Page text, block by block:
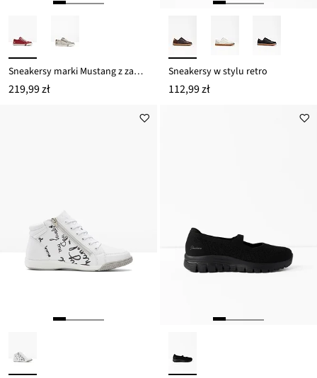
Sneakersy marki Mustang z zamkiem
219,99 zł
Sneakersy w stylu retro
112,99 zł